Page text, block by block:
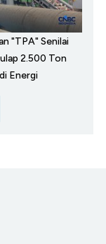
"TPA" Senilai
2.500 Ton
Energi